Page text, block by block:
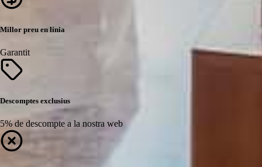
Millor preu en línia
Garantit
Descomptes exclusius
5% de descompte a la nostra web